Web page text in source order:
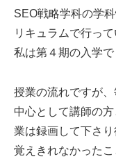
SEO戦略学科の学
リキュラムで行って
私は第４期の入学で
授業の流れですが
中心として講師の
業は録画して下さり
覚えきれなかった